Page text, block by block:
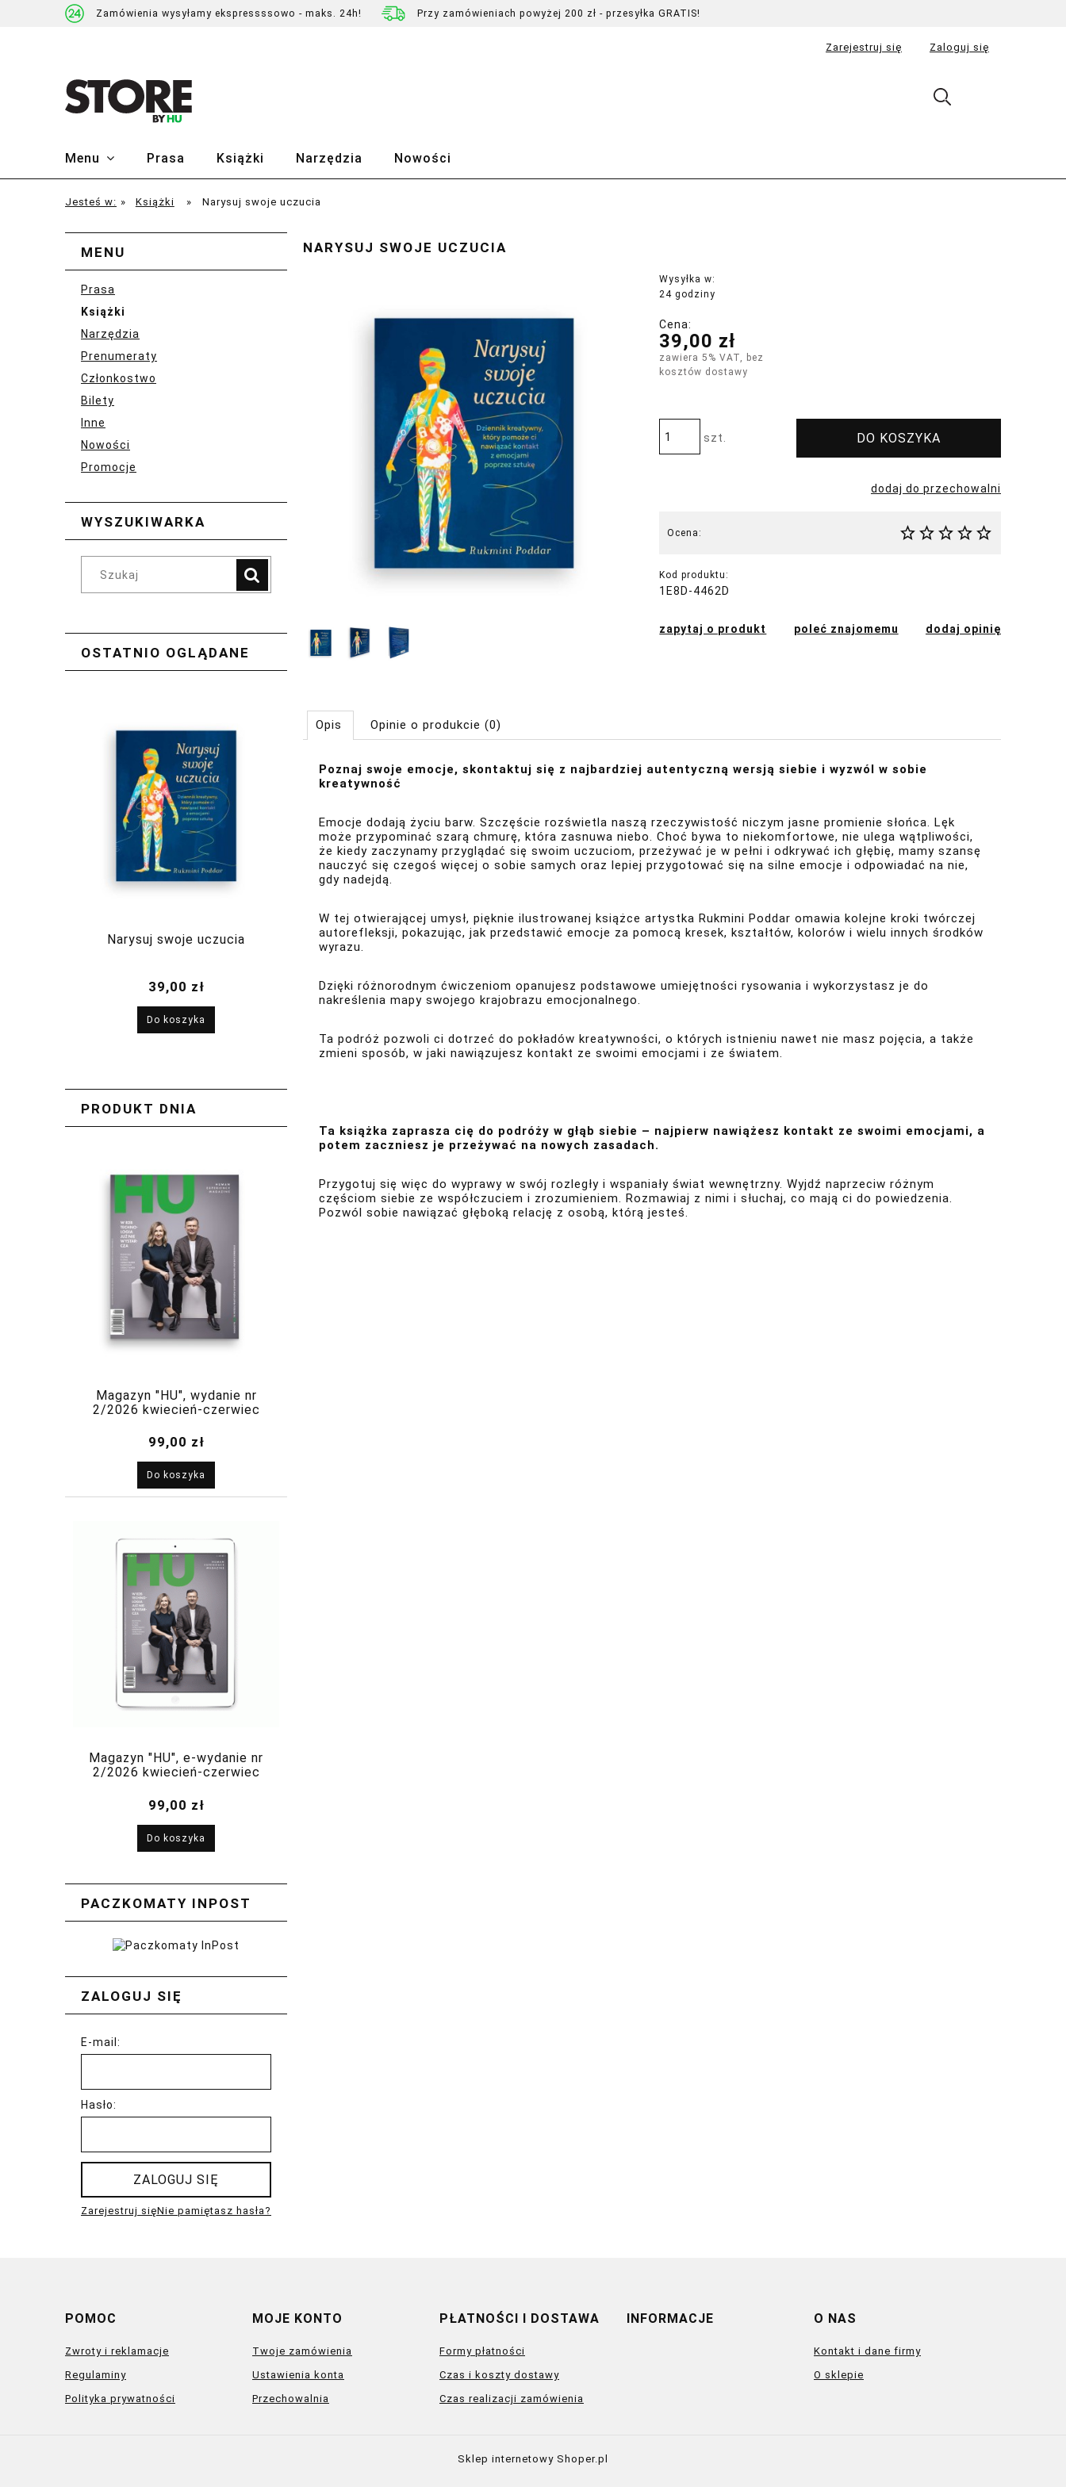
Zamówienia wysyłamy ekspressssowo - maks. 24h! Przy zamówieniach powyżej 200 zł - przesyłka GRATIS!
Zarejestruj się Zaloguj się
Menu Prasa Książki Narzędzia Nowości
Jesteś w: » Książki » Narysuj swoje uczucia
MENU
Prasa
Książki
Narzędzia
Prenumeraty
Członkostwo
Bilety
Inne
Nowości
Promocje
WYSZUKIWARKA
OSTATNIO OGLĄDANE
Narysuj swoje uczucia
39,00 zł
Do koszyka
PRODUKT DNIA
Magazyn "HU", wydanie nr
2/2026 kwiecień-czerwiec
99,00 zł
Do koszyka
Magazyn "HU", e-wydanie nr
2/2026 kwiecień-czerwiec
99,00 zł
Do koszyka
PACZKOMATY INPOST
ZALOGUJ SIĘ
E-mail:
Hasło:
ZALOGUJ SIĘ
Nie pamiętasz hasła?
Zarejestruj się
NARYSUJ SWOJE UCZUCIA
Wysyłka w:
24 godziny
Cena:
39,00 zł
zawiera 5% VAT, bez
kosztów dostawy
szt. DO KOSZYKA
dodaj do przechowalni
Ocena:
Kod produktu:
1E8D-4462D
zapytaj o produkt poleć znajomemu dodaj opinię
Opis Opinie o produkcie (0)
Poznaj swoje emocje, skontaktuj się z najbardziej autentyczną wersją siebie i wyzwól w sobie
kreatywność
Emocje dodają życiu barw. Szczęście rozświetla naszą rzeczywistość niczym jasne promienie słońca. Lęk
może przypominać szarą chmurę, która zasnuwa niebo. Choć bywa to niekomfortowe, nie ulega wątpliwości,
że kiedy zaczynamy przyglądać się swoim uczuciom, przeżywać je w pełni i odkrywać ich głębię, mamy szansę
nauczyć się czegoś więcej o sobie samych oraz lepiej przygotować się na silne emocje i odpowiadać na nie,
gdy nadejdą.
W tej otwierającej umysł, pięknie ilustrowanej książce artystka Rukmini Poddar omawia kolejne kroki twórczej
autorefleksji, pokazując, jak przedstawić emocje za pomocą kresek, kształtów, kolorów i wielu innych środków
wyrazu.
Dzięki różnorodnym ćwiczeniom opanujesz podstawowe umiejętności rysowania i wykorzystasz je do
nakreślenia mapy swojego krajobrazu emocjonalnego.
Ta podróż pozwoli ci dotrzeć do pokładów kreatywności, o których istnieniu nawet nie masz pojęcia, a także
zmieni sposób, w jaki nawiązujesz kontakt ze swoimi emocjami i ze światem.
Ta książka zaprasza cię do podróży w głąb siebie – najpierw nawiążesz kontakt ze swoimi emocjami, a
potem zaczniesz je przeżywać na nowych zasadach.
Przygotuj się więc do wyprawy w swój rozległy i wspaniały świat wewnętrzny. Wyjdź naprzeciw różnym
częściom siebie ze współczuciem i zrozumieniem. Rozmawiaj z nimi i słuchaj, co mają ci do powiedzenia.
Pozwól sobie nawiązać głęboką relację z osobą, którą jesteś.
POMOC
Zwroty i reklamacje
Regulaminy
Polityka prywatności
MOJE KONTO
Twoje zamówienia
Ustawienia konta
Przechowalnia
PŁATNOŚCI I DOSTAWA
Formy płatności
Czas i koszty dostawy
Czas realizacji zamówienia
INFORMACJE O NAS
Kontakt i dane firmy
O sklepie
Sklep internetowy Shoper.pl